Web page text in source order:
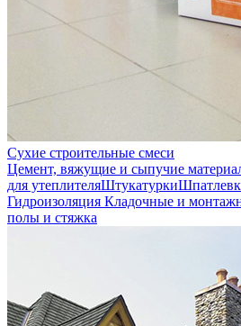
Сухие строительные смеси
Цемент, вяжущие и сыпучие
для утеплителяШтукатурки
Гидроизоляция Кладочные и
полы и стяжка